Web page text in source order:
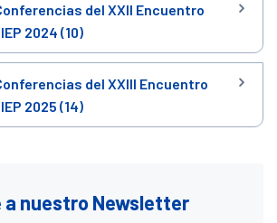
del XXII Encuentro
2024 (10)
del XXIII Encuentro
2025 (14)
a nuestro Newsletter